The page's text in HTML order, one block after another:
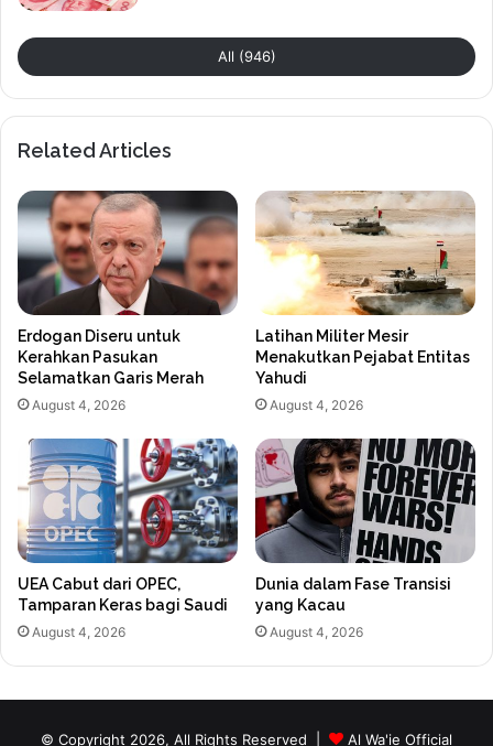
All (946)
Related Articles
Erdogan Diseru untuk
Kerahkan Pasukan
Selamatkan Garis Merah
August 4, 2026
Latihan Militer Mesir
Menakutkan Pejabat Entitas
Yahudi
August 4, 2026
UEA Cabut dari OPEC,
Tamparan Keras bagi Saudi
August 4, 2026
Dunia dalam Fase Transisi
yang Kacau
August 4, 2026
© Copyright 2026, All Rights Reserved | Al Wa'ie Official